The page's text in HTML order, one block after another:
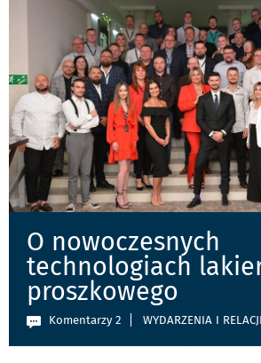
O nowoczesnych
technologiach
proszkowego
Komentarzy 2 WYDARZENIA I